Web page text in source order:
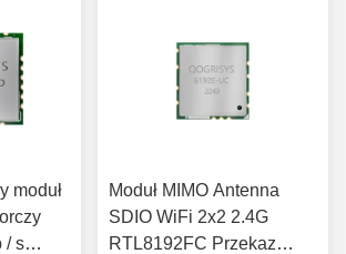
moduł
/ s
Moduł MIMO Antenna
SDIO WiFi 2x2 2.4G
RTL8192FC Przekaz